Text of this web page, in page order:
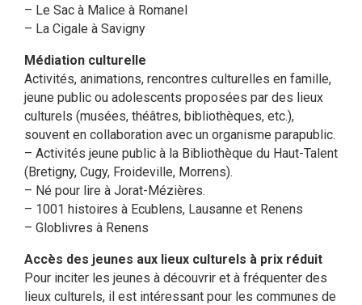
– Le Sac à Malice à Romanel
– La Cigale à Savigny
Médiation culturelle
Activités, animations, rencontres culturelles en famille,
jeune public ou adolescents proposées par des lieux
culturels (musées, théâtres, bibliothèques, etc.),
souvent en collaboration avec un organisme parapublic.
– Activités jeune public à la Bibliothèque du Haut-Talent
(Bretigny, Cugy, Froideville, Morrens).
– Né pour lire à Jorat-Mézières.
– 1001 histoires à Ecublens, Lausanne et Renens
– Globlivres à Renens
Accès des jeunes aux lieux culturels à prix réduit
Pour inciter les jeunes à découvrir et à fréquenter des
lieux culturels, il est intéressant pour les communes de